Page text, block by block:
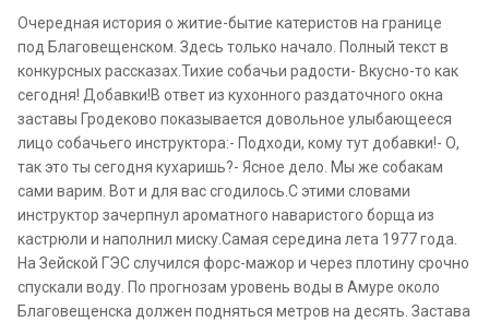
Очередная история о житие-бытие катеристов на границе
под Благовещенском. Здесь только начало. Полный текст в
конкурсных рассказах.Тихие собачьи радости- Вкусно-то как
сегодня! Добавки!В ответ из кухонного раздаточного окна
заставы Гродеково показывается довольное улыбающееся
лицо собачьего инструктора:- Подходи, кому тут добавки!- О,
так это ты сегодня кухаришь?- Ясное дело. Мы же собакам
сами варим. Вот и для вас сгодилось.С этими словами
инструктор зачерпнул ароматного наваристого борща из
кастрюли и наполнил миску.Самая середина лета 1977 года.
На Зейской ГЭС случился форс-мажор и через плотину срочно
спускали воду. По прогнозам уровень воды в Амуре около
Благовещенска должен подняться метров на десять. Застава